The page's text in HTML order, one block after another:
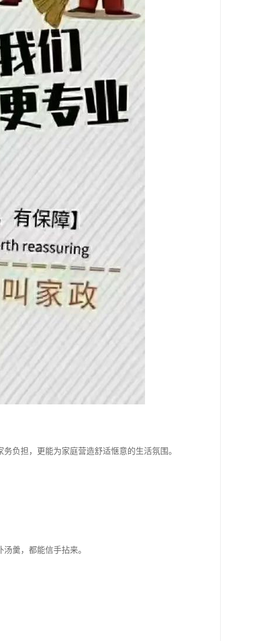
负担，更能为家庭营造舒适惬意的生活氛围。
羹，都能信手拈来。